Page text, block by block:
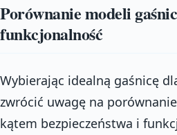
Porównanie modeli
funkcjonalność
Wybierając idealną gaśnicę
zwrócić uwagę na
kątem bezpieczeństwa i